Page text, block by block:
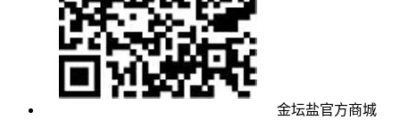
金坛盐官方商城